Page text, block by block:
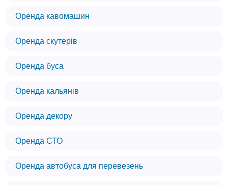
Оренда кавомашин
Оренда скутерів
Оренда буса
Оренда кальянів
Оренда декору
Оренда СТО
Оренда автобуса для перевезень